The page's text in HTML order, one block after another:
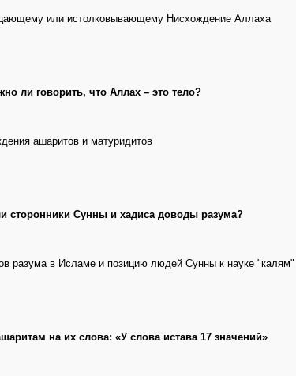
или истолковывающему Нисхождение Аллаха
ли говорить, что Аллах – это тело?
ашаритов и матуридитов
сторонники Сунны и хадиса доводы разума?
разума в Исламе и позицию людей Сунны к науке "калям"
на их слова: «У слова истава 17 значений»